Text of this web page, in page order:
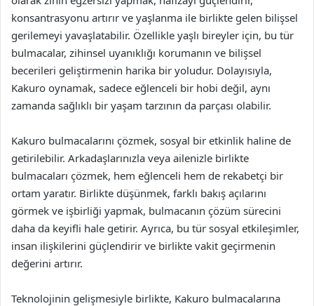
konsantrasyonu artırır ve yaşlanma ile birlikte gelen bilişsel
gerilemeyi yavaşlatabilir. Özellikle yaşlı bireyler için, bu tür
bulmacalar, zihinsel uyanıklığı korumanın ve bilişsel
becerileri geliştirmenin harika bir yoludur. Dolayısıyla,
Kakuro oynamak, sadece eğlenceli bir hobi değil, aynı
zamanda sağlıklı bir yaşam tarzının da parçası olabilir.
Kakuro bulmacalarını çözmek, sosyal bir etkinlik haline de
getirilebilir. Arkadaşlarınızla veya ailenizle birlikte
bulmacaları çözmek, hem eğlenceli hem de rekabetçi bir
ortam yaratır. Birlikte düşünmek, farklı bakış açılarını
görmek ve işbirliği yapmak, bulmacanın çözüm sürecini
daha da keyifli hale getirir. Ayrıca, bu tür sosyal etkileşimler,
insan ilişkilerini güçlendirir ve birlikte vakit geçirmenin
değerini artırır.
Teknolojinin gelişmesiyle birlikte, Kakuro bulmacalarına